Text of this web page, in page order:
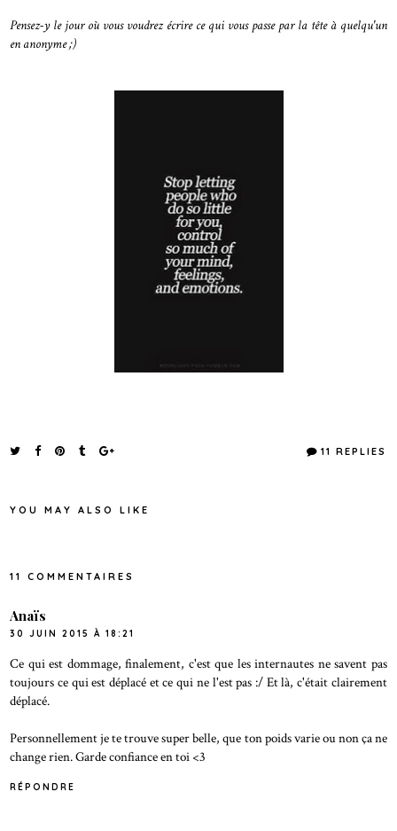
Pensez-y le jour où vous voudrez écrire ce qui vous passe par la tête à quelqu'un
en anonyme ;)
11 REPLIES
YOU MAY ALSO LIKE
11 COMMENTAIRES
Anaïs
30 JUIN 2015 À 18:21
Ce qui est dommage, finalement, c'est que les internautes ne savent pas
toujours ce qui est déplacé et ce qui ne l'est pas :/ Et là, c'était clairement
déplacé.
Personnellement je te trouve super belle, que ton poids varie ou non ça ne
change rien. Garde confiance en toi <3
RÉPONDRE